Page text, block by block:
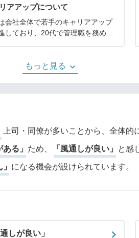
アアップについて
会社全体で若手のキャリアアップ
しており、20代で管理職を務める
め、「上が詰まっている」という
ないと考えて
もっと見る
上司・同僚が多いことから、全体的
ある」 ため、 「風通しが良い」 と感
になる機会が設けられています。
通しが良い」